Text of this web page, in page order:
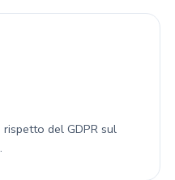
del GDPR sul